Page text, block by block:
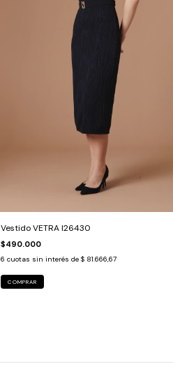
Vestido VETRA I26430
$490.000
6 cuotas sin interés de $ 81.666,67
COMPRAR